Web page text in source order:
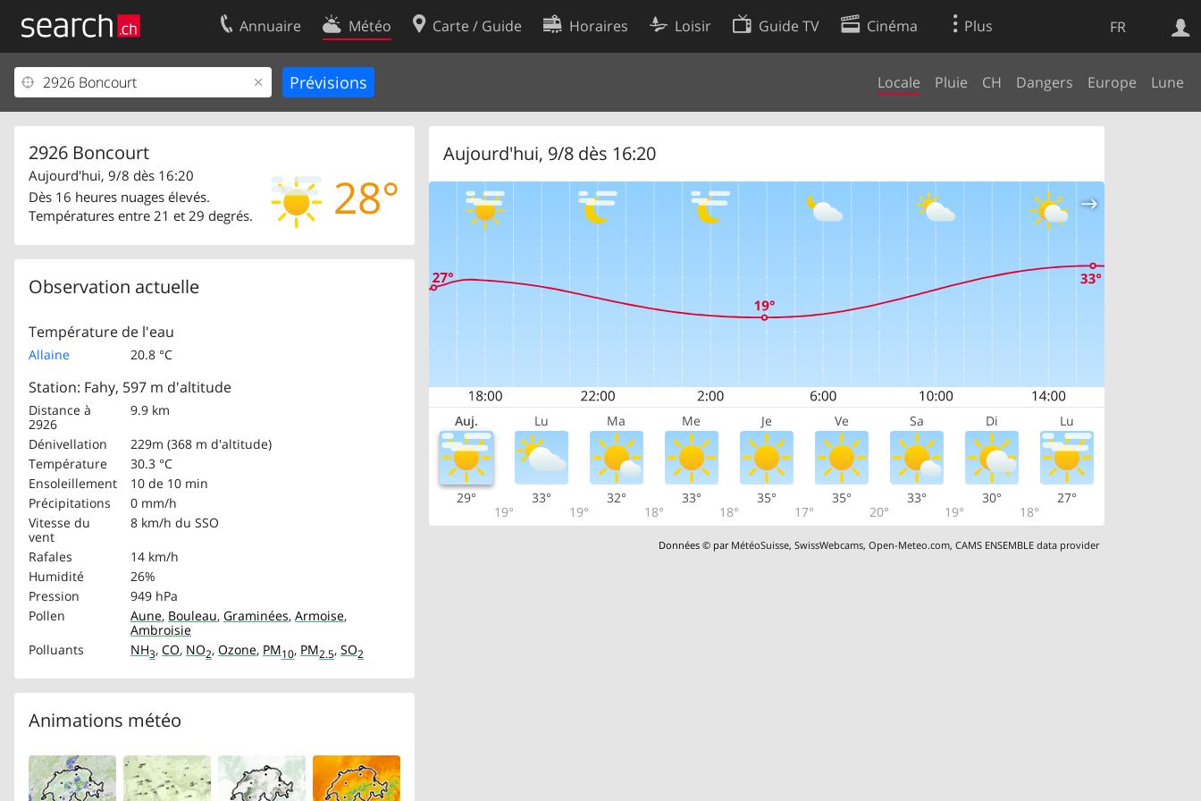
FR
Annuaire Météo Carte / Guide Horaires Loisir Guide TV Cinéma Plus
Locale Pluie CH Dangers Europe Lune
2926 Boncourt
28°
Aujourd'hui, 9/8 dès 16:20
Dès 16 heures nuages élevés.
Températures entre 21 et 29 degrés.
Observation actuelle
Température de l'eau
Allaine 20.8 °C
Station: Fahy, 597 m d'altitude
Distance à
2926
9.9 km
Dénivellation
229m (368 m d'altitude)
Température
30.3 °C
Ensoleillement
10 de 10 min
Précipitations
0 mm/h
Vitesse du
vent
8 km/h du SSO
Rafales
14 km/h
Humidité
26%
Pression
949 hPa
Pollen
Aune, Bouleau, Graminées, Armoise,
Ambroisie
Polluants
NH3, CO, NO2, Ozone, PM10, PM2.5, SO2
Animations météo
Aujourd'hui, 9/8 dès 16:20
Auj. Lu Ma Me Je Ve Sa Di Lu
29°
19°
33°
19°
32°
18°
33°
18°
35°
17°
35°
20°
33°
19°
30°
18°
27°
Données © par MétéoSuisse,SwissWebcams,Open-Meteo.com,CAMS ENSEMBLE data provider
Web
Votre inscription
Centre clients
Contact
Conditions d’utilisation
Préférences de cookies